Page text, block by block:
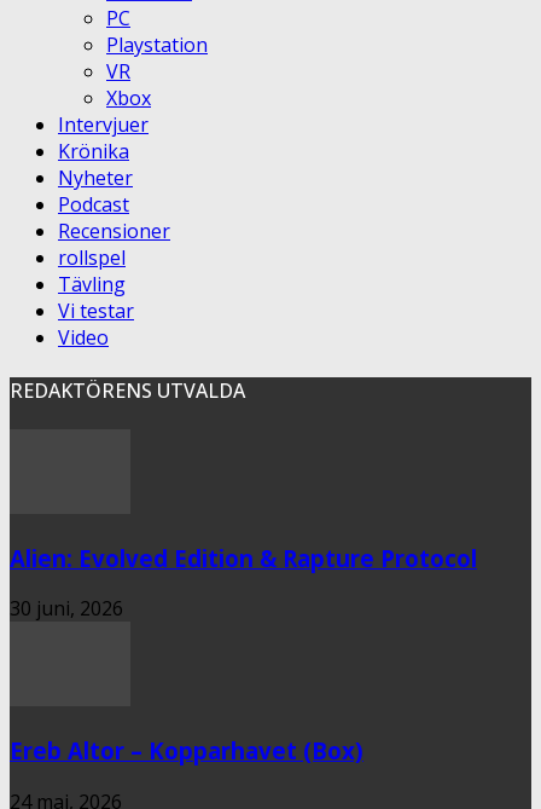
PC
Playstation
VR
Xbox
Intervjuer
Krönika
Nyheter
Podcast
Recensioner
rollspel
Tävling
Vi testar
Video
REDAKTÖRENS UTVALDA
Alien: Evolved Edition & Rapture Protocol
30 juni, 2026
Ereb Altor – Kopparhavet (Box)
24 maj, 2026